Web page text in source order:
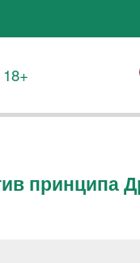
18+
принципа